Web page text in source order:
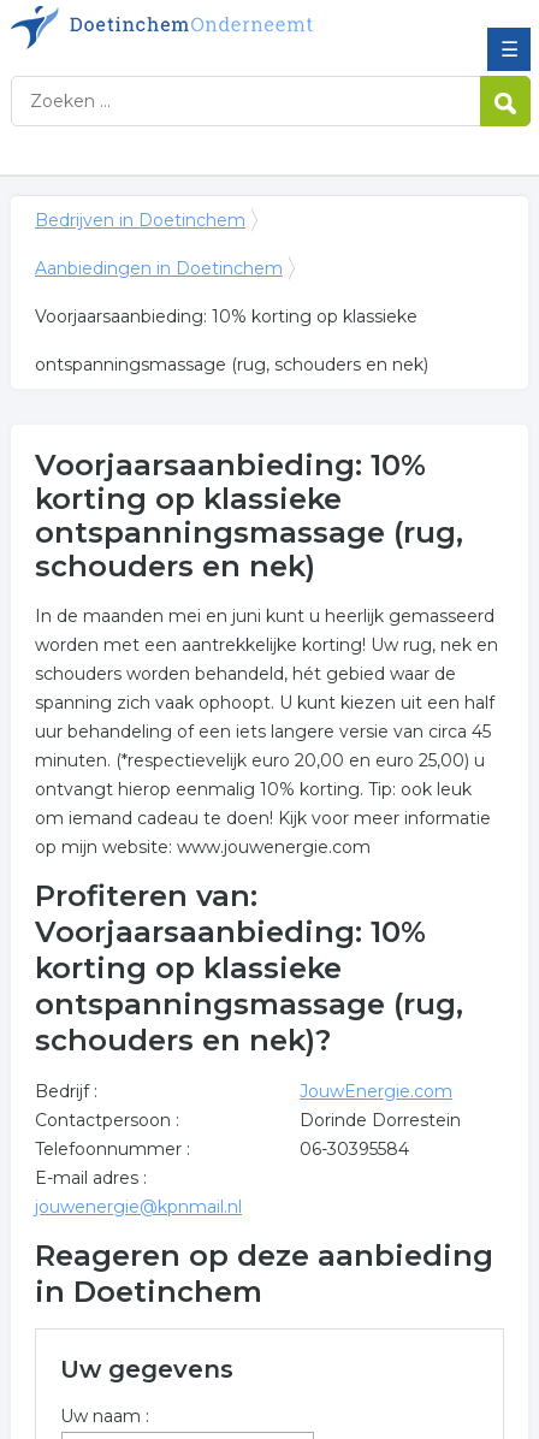
☰
Bedrijven in Doetinchem
Aanbiedingen in Doetinchem
Voorjaarsaanbieding: 10% korting op klassieke
ontspanningsmassage (rug, schouders en nek)
Voorjaarsaanbieding: 10%
korting op klassieke
ontspanningsmassage (rug,
schouders en nek)
In de maanden mei en juni kunt u heerlijk gemasseerd
worden met een aantrekkelijke korting! Uw rug, nek en
schouders worden behandeld, hét gebied waar de
spanning zich vaak ophoopt. U kunt kiezen uit een half
uur behandeling of een iets langere versie van circa 45
minuten. (*respectievelijk euro 20,00 en euro 25,00) u
ontvangt hierop eenmalig 10% korting. Tip: ook leuk
om iemand cadeau te doen! Kijk voor meer informatie
op mijn website: www.jouwenergie.com
Profiteren van:
Voorjaarsaanbieding: 10%
korting op klassieke
ontspanningsmassage (rug,
schouders en nek)?
Bedrijf :
JouwEnergie.com
Contactpersoon :
Dorinde Dorrestein
Telefoonnummer :
06-30395584
E-mail adres :
jouwenergie@kpnmail.nl
Reageren op deze aanbieding
in Doetinchem
Uw gegevens
Uw naam :